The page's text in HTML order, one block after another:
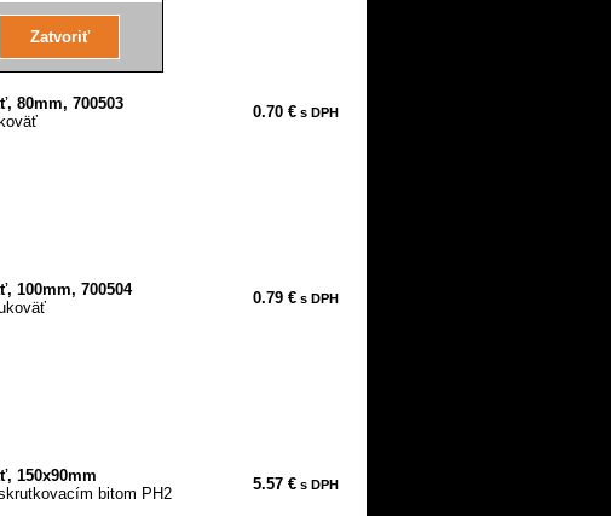
80mm, 700503
0.70 € s DPH
100mm, 700504
0.79 € s DPH
150x90mm
bitom PH2
5.57 € s DPH